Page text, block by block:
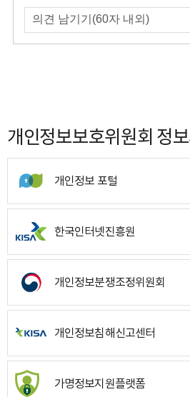
개인정보보호위원회 정
개인정보 포털
한국인터넷진흥원
개인정보분쟁조정위원회
개인정보침해신고센터
가명정보지원플랫폼